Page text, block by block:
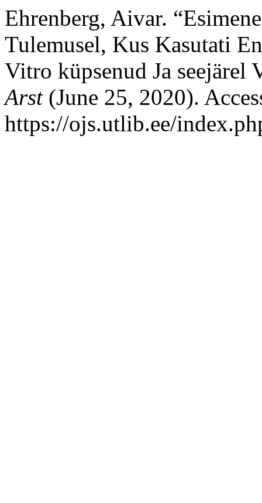
Ehrenberg, Aivar.
Tulemusel, Kus Kasutati
Vitro küpsenud Ja
Arst(June 25, 2020).
https://ojs.utlib.ee/